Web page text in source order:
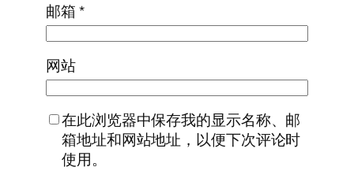
邮箱*
网站
在此浏览器中保存我的显示名称、邮
箱地址和网站地址，以便下次评论时
使用。